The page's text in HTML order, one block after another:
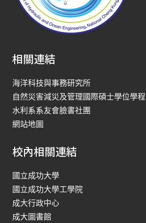
相關連結
海洋科技與事務研究所
自然災害減災及管理國際碩士學位學程
水利系系友會臉書社團
網站地圖
校內相關連結
國立成功大學
國立成功大學工學院
成大行政中心
成大圖書館